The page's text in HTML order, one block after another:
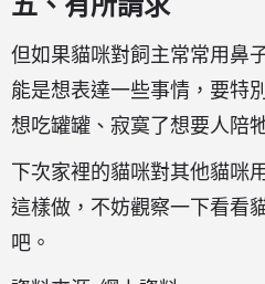
但如果貓咪對飼主常常用鼻
能是想表達一些事情，要特
想吃罐罐、寂寞了想要人陪
下次家裡的貓咪對其他貓咪
這樣做，不妨觀察一下看看
吧。